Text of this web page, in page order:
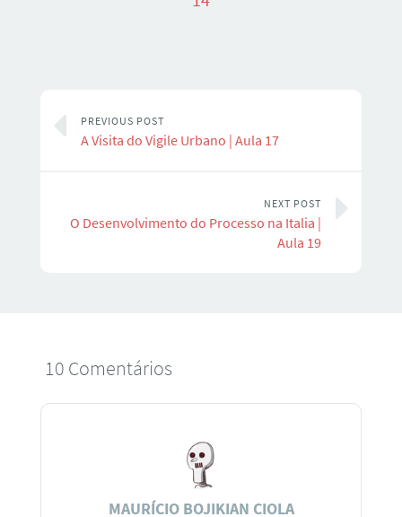
PREVIOUS POST
A Visita do Vigile Urbano | Aula 17
NEXT POST
O Desenvolvimento do Processo na Italia |
Aula 19
10 Comentários
MAURÍCIO BOJIKIAN CIOLA